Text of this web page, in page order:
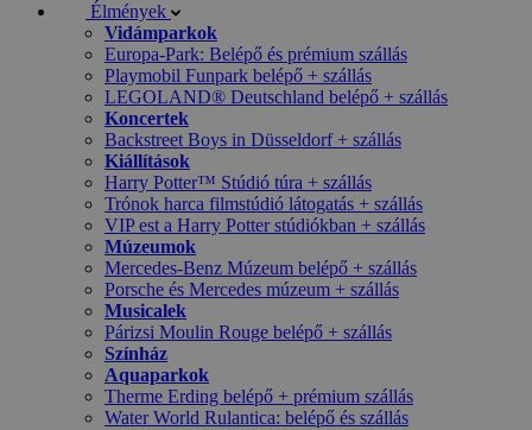
Élmények
Vidámparkok
Europa-Park: Belépő és prémium szállás
Playmobil Funpark belépő + szállás
LEGOLAND® Deutschland belépő + szállás
Koncertek
Backstreet Boys in Düsseldorf + szállás
Kiállítások
Harry Potter™ Stúdió túra + szállás
Trónok harca filmstúdió látogatás + szállás
VIP est a Harry Potter stúdiókban + szállás
Múzeumok
Mercedes-Benz Múzeum belépő + szállás
Porsche és Mercedes múzeum + szállás
Musicalek
Párizsi Moulin Rouge belépő + szállás
Színház
Aquaparkok
Therme Erding belépő + prémium szállás
Water World Rulantica: belépő és szállás